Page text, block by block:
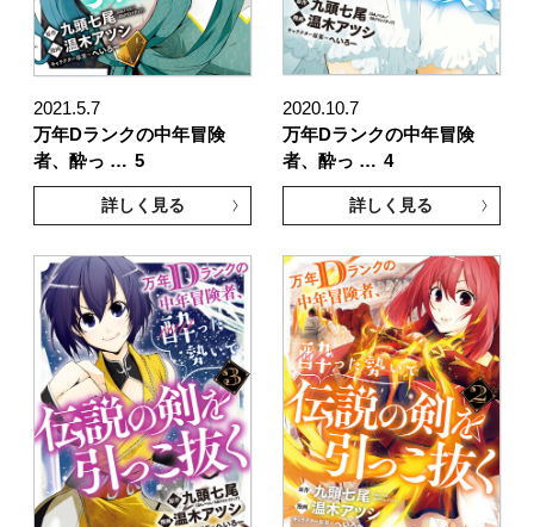
2021.5.7
万年Dランクの中年冒険
者、酔っ … 5
詳しく見る
2020.10.7
万年Dランクの中年冒険
者、酔っ … 4
詳しく見る